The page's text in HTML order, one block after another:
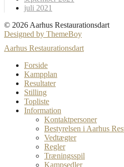
juli 2021
© 2026 Aarhus Restaurationsdart
Designed by ThemeBoy
Aarhus Restaurationsdart
Forside
Kampplan
Resultater
Stilling
Topliste
Information
Kontaktpersoner
Bestyrelsen i Aarhus
Vedtægter
Regler
Træningsspil
Kampsedler